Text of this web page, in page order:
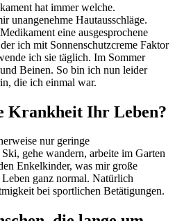
hat immer welche.
unangenehme Hautausschläge.
eine ausgesprochene
ich mit Sonnenschutzcreme Faktor
ich sie täglich. Im Sommer
Beinen. So bin ich nun leider
die ich einmal war.
Krankheit Ihr Leben?
nur geringe
gehe wandern, arbeite im Garten
Enkelkinder, was mir große
ganz normal. Natürlich
bei sportlichen Betätigungen.